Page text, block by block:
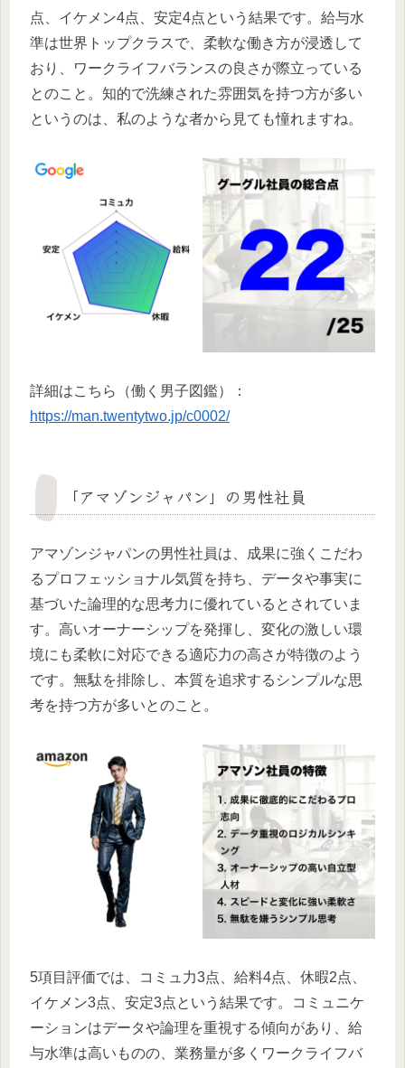
点、イケメン4点、安定4点という結果です。給与水
準は世界トップクラスで、柔軟な働き方が浸透して
おり、ワークライフバランスの良さが際立っている
とのこと。知的で洗練された雰囲気を持つ方が多い
というのは、私のような者から見ても憧れますね。
詳細はこちら（働く男子図鑑）：
https://man.twentytwo.jp/c0002/
「アマゾンジャパン」の男性社員
アマゾンジャパンの男性社員は、成果に強くこだわ
るプロフェッショナル気質を持ち、データや事実に
基づいた論理的な思考力に優れているとされていま
す。高いオーナーシップを発揮し、変化の激しい環
境にも柔軟に対応できる適応力の高さが特徴のよう
です。無駄を排除し、本質を追求するシンプルな思
考を持つ方が多いとのこと。
5項目評価では、コミュ力3点、給料4点、休暇2点、
イケメン3点、安定3点という結果です。コミュニケ
ーションはデータや論理を重視する傾向があり、給
与水準は高いものの、業務量が多くワークライフバ